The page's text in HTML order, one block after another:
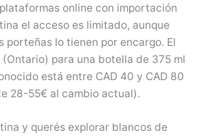
online con importación
el acceso es limitado, aunque
porteñas lo tienen por encargo. El
para una botella de 375 ml
está entre CAD 40 y CAD 80
28-55€ al cambio actual).
y querés explorar blancos de